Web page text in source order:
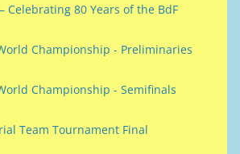
80 Years of the BdF
Championship - Preliminaries
Championship - Semifinals
Team Tournament Final